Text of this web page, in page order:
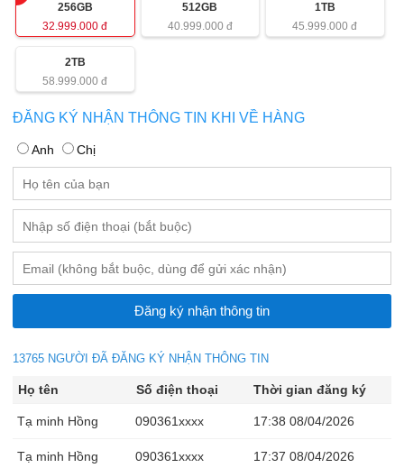
256GB
32.999.000 đ
512GB
40.999.000đ
1TB
45.999.000 đ
2TB
58.999.000 đ
ĐĂNG KÝ NHẬN THÔNG TIN KHI VỀ HÀNG
Anh Chị
13765 NGƯỜI ĐÃ ĐĂNG KÝ NHẬN THÔNG TIN
Họ tên Số điện thoại Thời gian đăng ký
Tạ minh Hồng 090361xxxx 17:38 08/04/2026
Tạ minh Hồng 090361xxxx 17:37 08/04/2026